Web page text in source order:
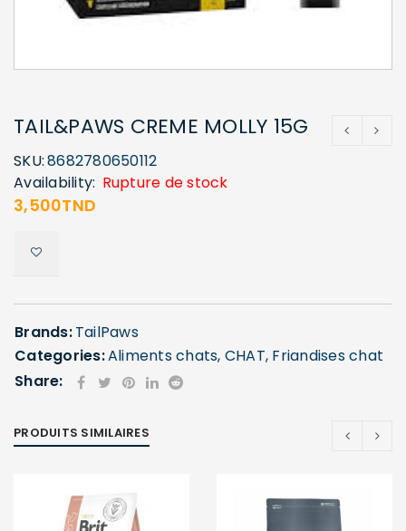
TAIL&PAWS CREME MOLLY 15G
SKU:8682780650112
Availability: Rupture de stock
3,500TND
Brands:TailPaws
Categories:Aliments chats, CHAT, Friandises chat
Share:
PRODUITS SIMILAIRES